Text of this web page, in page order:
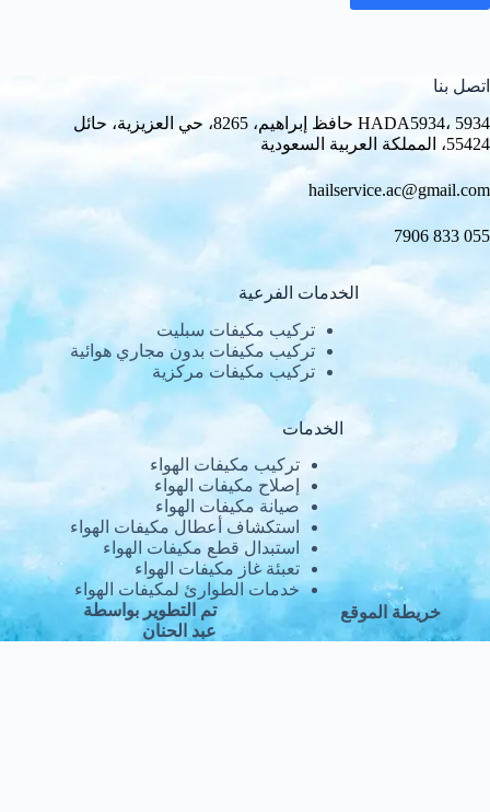
اتصل بنا
HADA5934، 5934 حافظ إبراهيم، 8265، حي العزيزية، حائل
55424، المملكة العربية السعودية
hailservice.ac@gmail.com
055 833 7906
الخدمات الفرعية
تركيب مكيفات سبليت
تركيب مكيفات بدون مجاري هوائية
تركيب مكيفات مركزية
الخدمات
تركيب مكيفات الهواء
إصلاح مكيفات الهواء
صيانة مكيفات الهواء
استكشاف أعطال مكيفات الهواء
استبدال قطع مكيفات الهواء
تعبئة غاز مكيفات الهواء
خدمات الطوارئ لمكيفات الهواء
خريطة الموقع
تم التطوير بواسطة
عبد الحنان